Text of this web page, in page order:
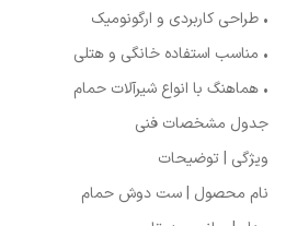
• طراحی کاربردی و ارگونومیک
• مناسب استفاده خانگی و هتلی
• هماهنگ با انواع شیرآلات حمام
جدول مشخصات فنی
ویژگی | توضیحات
نام محصول | ست دوش حمام